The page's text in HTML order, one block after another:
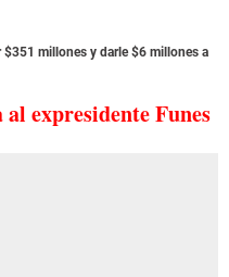
$351 millones y darle $6 millones a
expresidente Funes